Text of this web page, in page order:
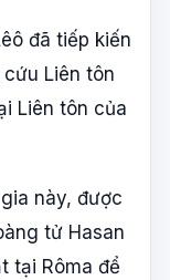
đã tiếp kiến
Liên tôn
Liên tôn của
này, được
tử Hasan
tại Rôma để